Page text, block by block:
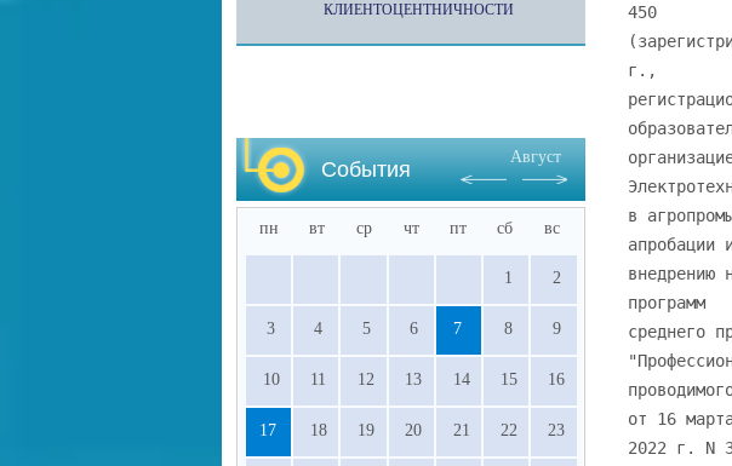
КЛИЕНТОЦЕНТНИЧНОСТИ
События
Август
пн вт ср чт пт сб вс
1 2
3 4 5 6 7 8 9
10 11 12 13 14 15 16
17 18 19 20 21 22 23